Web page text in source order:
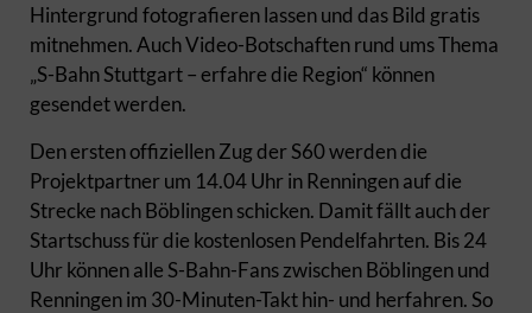
Hintergrund fotografieren lassen und das Bild gratis
mitnehmen. Auch Video-Botschaften rund ums Thema
„S-Bahn Stuttgart – erfahre die Region“ können
gesendet werden.
Den ersten offiziellen Zug der S60 werden die
Projektpartner um 14.04 Uhr in Renningen auf die
Strecke nach Böblingen schicken. Damit fällt auch der
Startschuss für die kostenlosen Pendelfahrten. Bis 24
Uhr können alle S-Bahn-Fans zwischen Böblingen und
Renningen im 30-Minuten-Takt hin- und herfahren. So